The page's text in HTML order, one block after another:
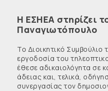
Η ΕΣΗΕΑ στηρίζει
Παναγιωτόπουλο
Το Διοικητικό Συμβούλιο
εργοδοσία του
έθεσε αδικαιολόγητα σε
άδειας και, τελικά,
συνεργασίας τον